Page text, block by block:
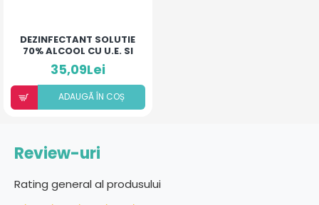
DEZINFECTANT SOLUTIE
70% ALCOOL CU U.E. SI
ACID HIALURONIC 500
ML - HIGIANCA
35,09Lei
ADAUGÃ ÎN COȘ
Review-uri
Rating general al produsului